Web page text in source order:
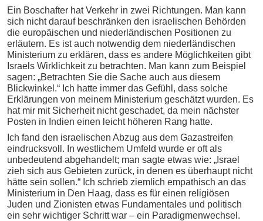
Ein Boschafter hat Verkehr in zwei Richtungen. Man kann
sich nicht darauf beschränken den israelischen Behörden
die europäischen und niederländischen Positionen zu
erläutern. Es ist auch notwendig dem niederländischen
Ministerium zu erklären, dass es andere Möglichkeiten gibt
Israels Wirklichkeit zu betrachten. Man kann zum Beispiel
sagen: „Betrachten Sie die Sache auch aus diesem
Blickwinkel.“ Ich hatte immer das Gefühl, dass solche
Erklärungen von meinem Ministerium geschätzt wurden. Es
hat mir mit Sicherheit nicht geschadet, da mein nächster
Posten in Indien einen leicht höheren Rang hatte.
Ich fand den israelischen Abzug aus dem Gazastreifen
eindrucksvoll. In westlichem Umfeld wurde er oft als
unbedeutend abgehandelt; man sagte etwas wie: „Israel
zieh sich aus Gebieten zurück, in denen es überhaupt nicht
hätte sein sollen.“ Ich schrieb ziemlich empathisch an das
Ministerium in Den Haag, dass es für einen religiösen
Juden und Zionisten etwas Fundamentales und politisch
ein sehr wichtiger Schritt war – ein Paradigmenwechsel.